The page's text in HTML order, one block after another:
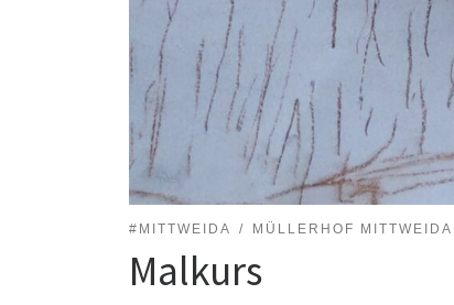
#MITTWEIDA MÜLLERHOF MITTWEIDA
Malkurs